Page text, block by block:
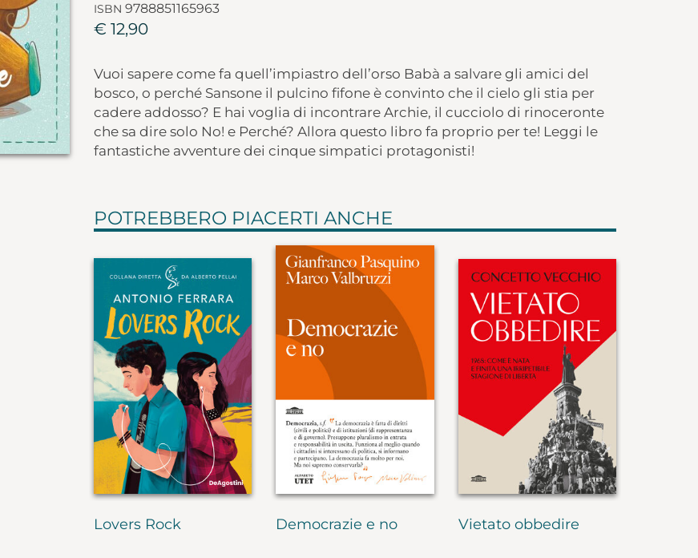
ISBN 9788851165963
€ 12,90
Vuoi sapere come fa quell’impiastro dell’orso Babà a salvare gli amici del
bosco, o perché Sansone il pulcino fifone è convinto che il cielo gli stia per
cadere addosso? E hai voglia di incontrare Archie, il cucciolo di rinoceronte
che sa dire solo No! e Perché? Allora questo libro fa proprio per te! Leggi le
fantastiche avventure dei cinque simpatici protagonisti!
POTREBBERO PIACERTI ANCHE
Lovers Rock Democrazie e no Vietato obbedire